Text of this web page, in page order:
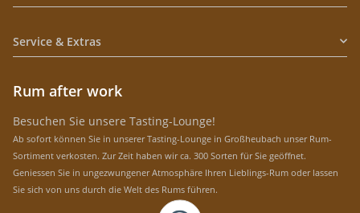
Service & Extras
Rum after work
Besuchen Sie unsere Tasting-Lounge!
Ab sofort können Sie in unserer Tasting-Lounge in Großheubach unser Rum-
Sortiment verkosten. Zur Zeit haben wir ca. 300 Sorten für Sie geöffnet.
Geniessen Sie in ungezwungener Atmosphäre Ihren Lieblings-Rum oder lassen
Sie sich von uns durch die Welt des Rums führen.